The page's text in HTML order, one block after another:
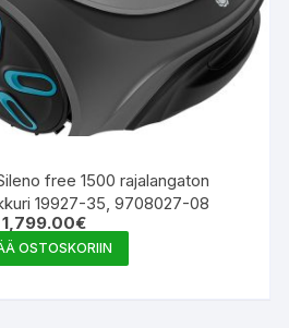
free 1500 rajalangaton
19927-35, 9708027-08
1,799.00€
OSTOSKORIIN